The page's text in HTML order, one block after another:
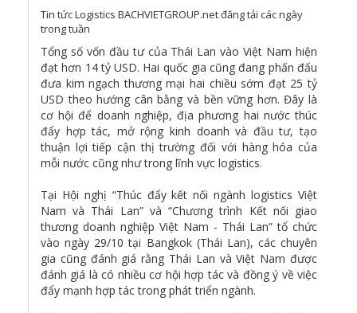
Tin tức Logistics BACHVIETGROUP.net đăng tải các ngày
trong tuần
Tổng số vốn đầu tư của Thái Lan vào Việt Nam hiện
đạt hơn 14 tỷ USD. Hai quốc gia cũng đang phấn đấu
đưa kim ngạch thương mại hai chiều sớm đạt 25 tỷ
USD theo hướng cân bằng và bền vững hơn. Đây là
cơ hội để doanh nghiệp, địa phương hai nước thúc
đẩy hợp tác, mở rộng kinh doanh và đầu tư, tạo
thuận lợi tiếp cận thị trường đối với hàng hóa của
mỗi nước cũng như trong lĩnh vực logistics.
Tại Hội nghị “Thúc đẩy kết nối ngành logistics Việt
Nam và Thái Lan” và “Chương trình Kết nối giao
thương doanh nghiệp Việt Nam - Thái Lan” tổ chức
vào ngày 29/10 tại Bangkok (Thái Lan), các chuyên
gia cũng đánh giá rằng Thái Lan và Việt Nam được
đánh giá là có nhiều cơ hội hợp tác và đồng ý về việc
đẩy mạnh hợp tác trong phát triển ngành.